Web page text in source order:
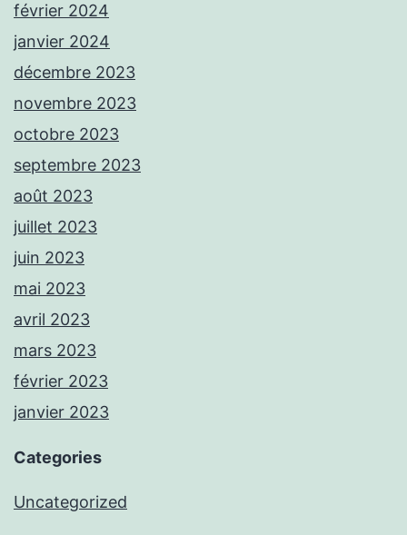
février 2024
janvier 2024
décembre 2023
novembre 2023
octobre 2023
septembre 2023
août 2023
juillet 2023
juin 2023
mai 2023
avril 2023
mars 2023
février 2023
janvier 2023
Categories
Uncategorized